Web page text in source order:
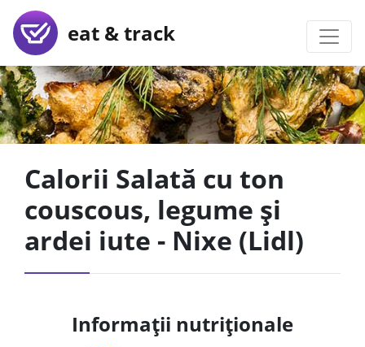
eat & track
Calorii Salată cu ton
couscous, legume și
ardei iute - Nixe (Lidl)
Informații nutriționale